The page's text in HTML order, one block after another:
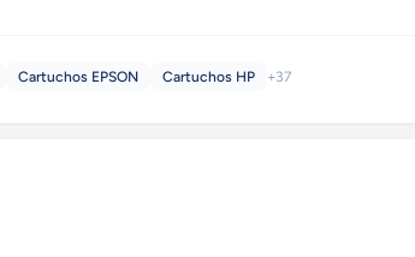
Cartuchos EPSON Cartuchos HP +37